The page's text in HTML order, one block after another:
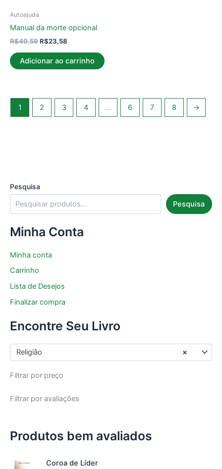
Pesquisa
Pesquisa
Minha Conta
Minha conta
Carrinho
Lista de Desejos
Finalizar compra
Encontre Seu Livro
×
Religião
Filtrar por preço
Filtrar por avaliações
Produtos bem avaliados
Coroa de Líder
Autoajuda
Manual da morte opcional
R$40,59R$23,58
Adicionar ao carrinho
1 2 3 4 … 6 7 8 →